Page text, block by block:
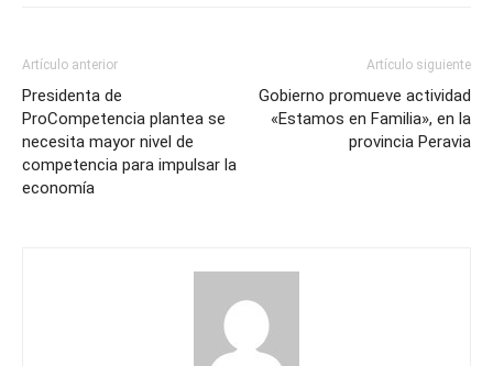
Artículo anterior
Presidenta de
ProCompetencia plantea se
necesita mayor nivel de
competencia para impulsar la
economía
Artículo siguiente
Gobierno promueve actividad
«Estamos en Familia», en la
provincia Peravia